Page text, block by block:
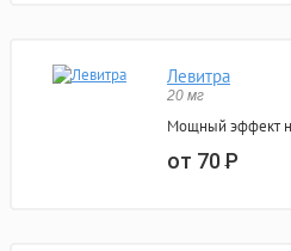
Левитра
20 мг
Мощный эффект
от 70Р